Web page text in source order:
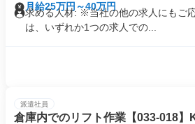
月給25万円～40万円
求める人材: ※当社の他の求人にもご
は、いずれか1つの求人での...
派遣社員
倉庫内でのリフト作業【033-018】